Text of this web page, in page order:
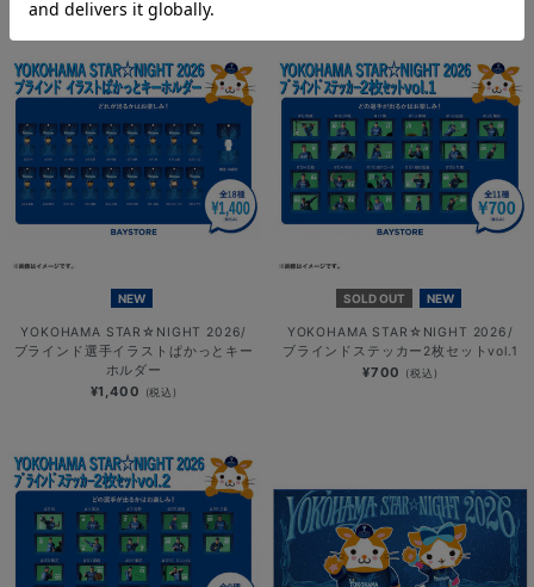
NEW
YOKOHAMA STAR☆NIGHT 2026/
ブラインド選手イラストぱかっとキー
ホルダー
¥1,400 (税込)
SOLD OUT NEW
YOKOHAMA STAR☆NIGHT 2026/
ブラインドステッカー2枚セットvol.1
¥700 (税込)